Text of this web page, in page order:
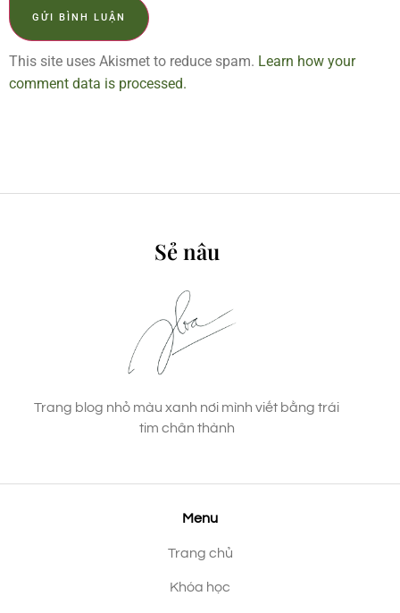
This site uses Akismet to reduce spam. Learn how your
comment data is processed.
Sẻ nâu
Trang blog nhỏ màu xanh nơi mình viết bằng trái
tim chân thành
Menu
Trang chủ
Khóa học